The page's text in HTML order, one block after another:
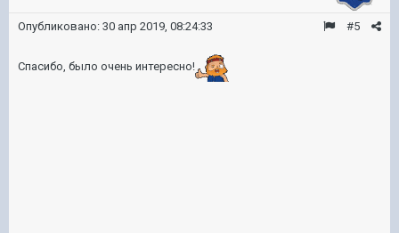
#5
Опубликовано: 30 апр 2019, 08:24:33
Спасибо, было очень интересно!